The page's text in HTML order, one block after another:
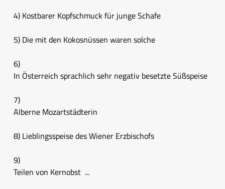
4) Kostbarer Kopfschmuck für junge Schafe
5) Die mit den Kokosnüssen waren solche
6)
In Österreich sprachlich sehr negativ besetzte Süßspeise
7)
Alberne Mozartstädterin
8) Lieblingsspeise des Wiener Erzbischofs
9)
Teilen von Kernobst ...